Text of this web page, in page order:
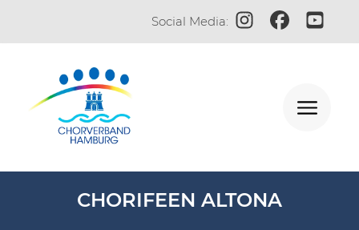
Social Media: Zum Instagram-
Zur Zum
CHORIFEEN ALTONA